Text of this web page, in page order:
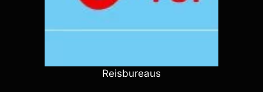
Reisbureaus